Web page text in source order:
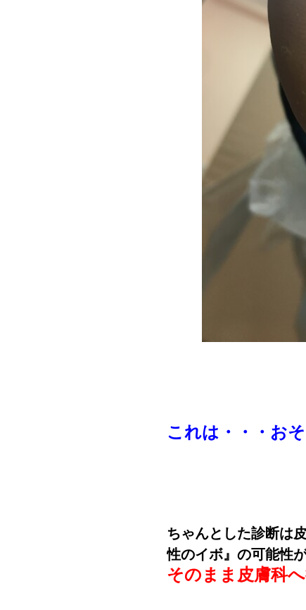
これは・・・ お
ちゃんとした診断は
性のイボ』の可能性
そのまま皮膚科